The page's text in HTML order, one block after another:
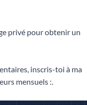
privé pour obtenir un
inscris-toi à ma
mensuels :.